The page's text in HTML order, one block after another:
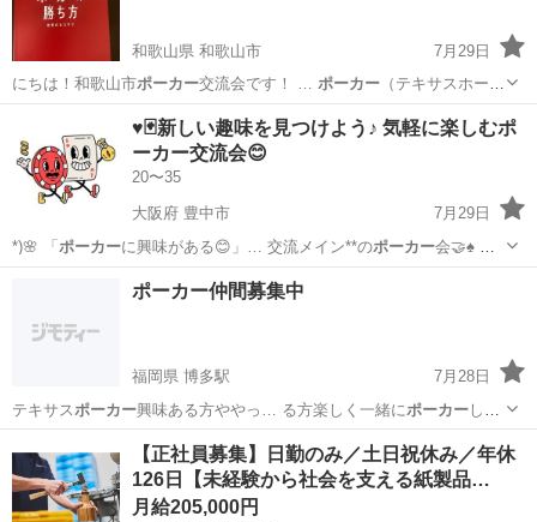
和歌山県 和歌山市
7月29日
にちは！和歌山市ポーカー 交流会です！ … ポーカー（テキサスホー
ル… ください！ポーカー をやったことがな… スメ！】 ・ポーカーを
やってみたいけ… き ・とにかくポーカー がやりたい！ … 【ポーカー
（テキサ...
和歌山市 ゲーム/アプリ ポーカー
♥️🃏新しい趣味を見つけよう♪ 気軽に楽しむポ
ーカー交流会😊
20〜35
大阪府 豊中市
7月29日
*)🌸 「 ポーカーに興味がある😊」… 交流メイン**のポーカー会🤝♠️ …
)✨ 🃏ポーカーを始めてみたい♪… り上がりながら、ポーカーの面白さ
ポーカー仲間募集中
福岡県 博多駅
7月28日
テキサス ポーカー興味ある方ややっ… る方楽しく一緒に ポーカーしま
しょう。 気…
博多駅 友達
【正社員募集】日勤のみ／土日祝休み／年休
126日【未経験から社会を支える紙製品…
月給205,000円